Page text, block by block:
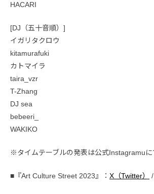
HACARI
[DJ（五十音順）]
イガリタクロウ
kitamurafuki
カトマイラ
taira_vzr
T-Zhang
DJ sea
bebeeri_
WAKIKO
※タイムテーブルの発表は公式Instagramuに
■『Art Culture Street 2023』： X（Twitter） /